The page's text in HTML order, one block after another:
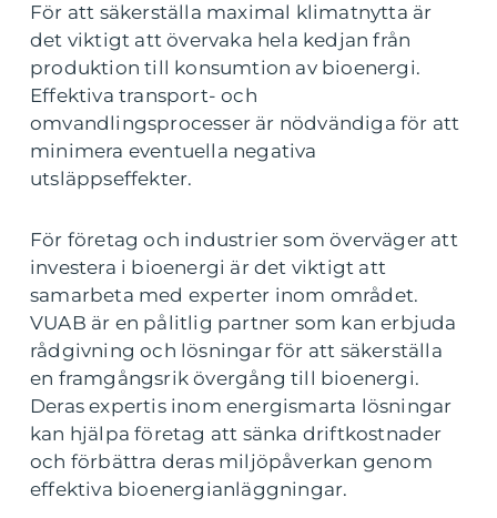
För att säkerställa maximal klimatnytta är
det viktigt att övervaka hela kedjan från
produktion till konsumtion av bioenergi.
Effektiva transport- och
omvandlingsprocesser är nödvändiga för att
minimera eventuella negativa
utsläppseffekter.
För företag och industrier som överväger att
investera i bioenergi är det viktigt att
samarbeta med experter inom området.
VUAB är en pålitlig partner som kan erbjuda
rådgivning och lösningar för att säkerställa
en framgångsrik övergång till bioenergi.
Deras expertis inom energismarta lösningar
kan hjälpa företag att sänka driftkostnader
och förbättra deras miljöpåverkan genom
effektiva bioenergianläggningar.